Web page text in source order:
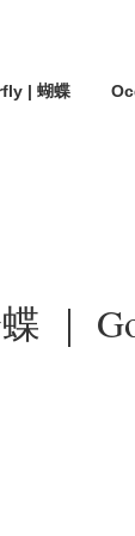
| 蝴蝶
｜